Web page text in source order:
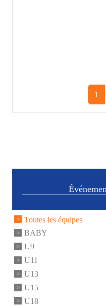
1
Toutes les équipes
BABY
U9
U11
U13
U15
U18